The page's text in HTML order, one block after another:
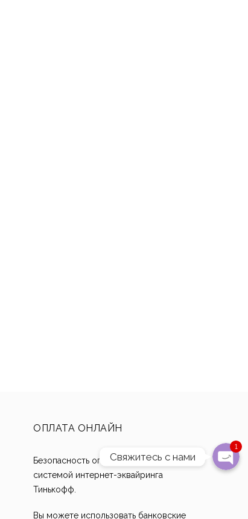
ОПЛАТА ОНЛАЙН
Безопасность оплаты обеспечивается
системой интернет-эквайринга
Тинькофф.
Вы можете использовать банковские
1
Свяжитесь с нами